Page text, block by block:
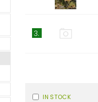
3.
IN STOCK